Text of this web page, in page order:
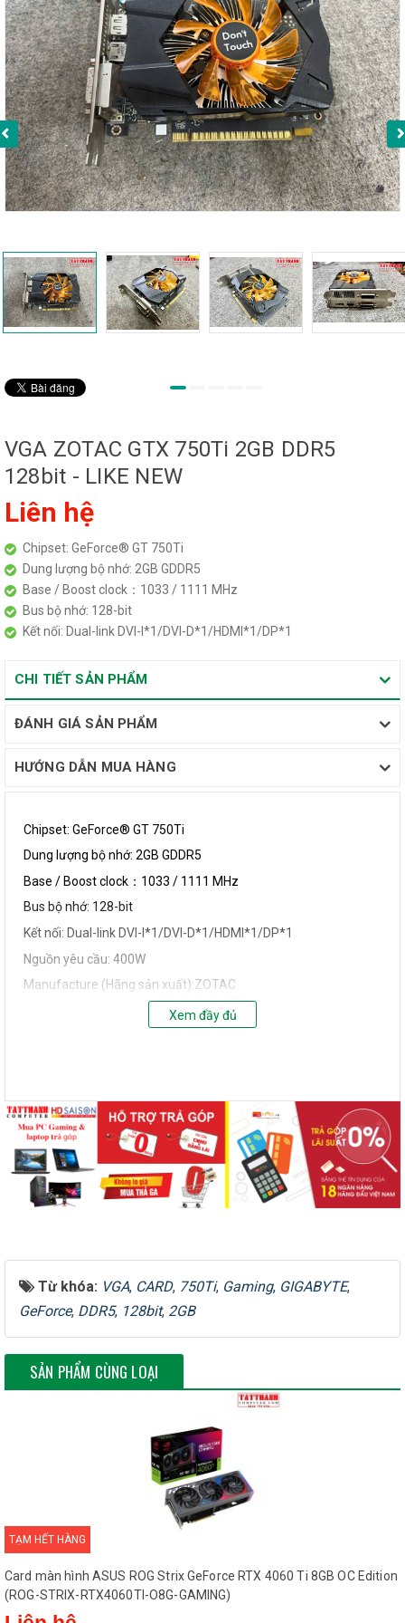
VGA ZOTAC GTX 750Ti 2GB DDR5
128bit - LIKE NEW
Liên hệ
Chipset: GeForce® GT 750Ti
Dung lượng bộ nhớ: 2GB GDDR5
Base / Boost clock：1033 / 1111 MHz
Bus bộ nhớ: 128-bit
Kết nối: Dual-link DVI-I*1/DVI-D*1/HDMI*1/DP*1
CHI TIẾT SẢN PHẨM
ĐÁNH GIÁ SẢN PHẨM
HƯỚNG DẪN MUA HÀNG
Chipset: GeForce® GT 750Ti
Dung lượng bộ nhớ: 2GB GDDR5
Base / Boost clock：1033 / 1111 MHz
Bus bộ nhớ: 128-bit
Kết nối: Dual-link DVI-I*1/DVI-D*1/HDMI*1/DP*1
Nguồn yêu cầu: 400W
Manufacture (Hãng sản xuất):ZOTAC
- Chipset: NVIDIA - GeForce GTX 750 Ti
- Max Resolution (Độ phân giải tối đa): 2560 x 1600
- Technologies Support (Công nghệ hỗ trợ): PhysX
Xem đầy đủ
Từ khóa: VGA, CARD, 750Ti, Gaming, GIGABYTE,
GeForce, DDR5, 128bit, 2GB
SẢN PHẨM CÙNG LOẠI
TẠM HẾT HÀNG
Card màn hình ASUS ROG Strix GeForce RTX 4060 Ti 8GB OC Edition
(ROG-STRIX-RTX4060TI-O8G-GAMING)